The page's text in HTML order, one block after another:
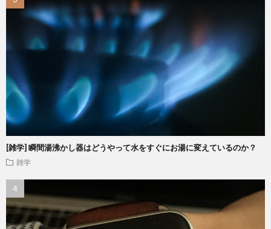
[雑学] 瞬間湯沸かし器はどうやって水をすぐにお湯に変えているのか？
雑学